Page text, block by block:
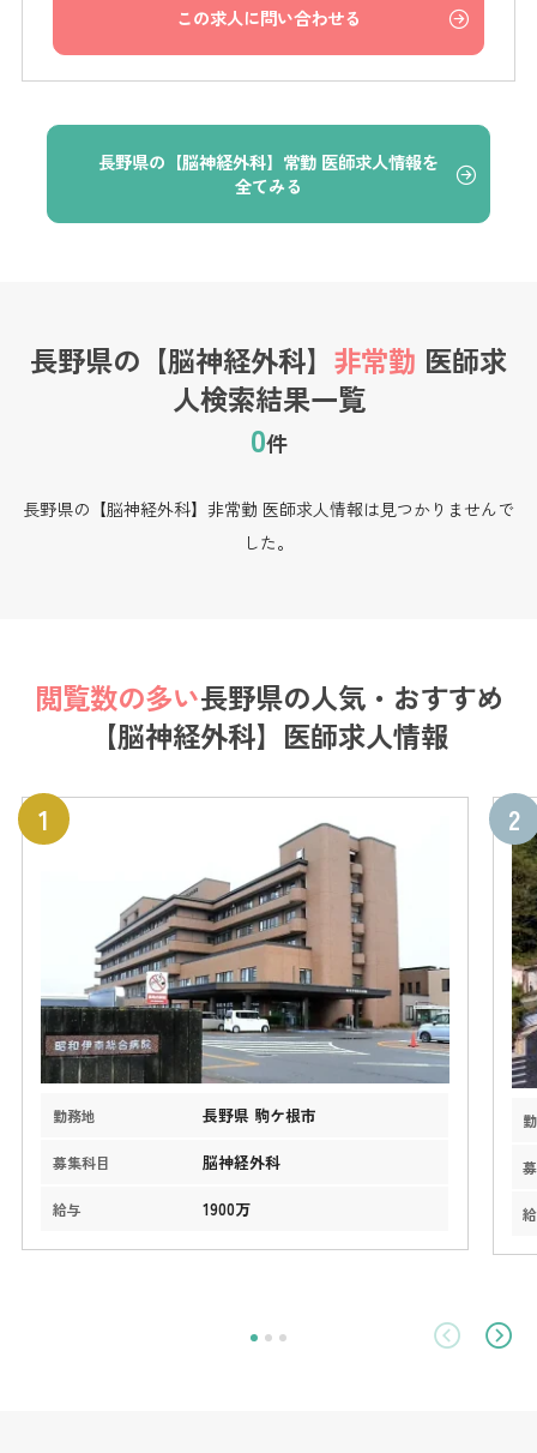
この求人に問い合わせる
長野県の【脳神経外科】常勤 医師求人情報を
全てみる
長野県の【脳神経外科】 非常勤 医師求
人検索結果一覧
0件
長野県の【脳神経外科】非常勤 医師求人情報は見つかりませんで
した。
閲覧数の多い長野県の人気・おすすめ
【脳神経外科】医師求人情報
勤務地 長野県 駒ケ根市
募集科目 脳神経外科
給与 1900万